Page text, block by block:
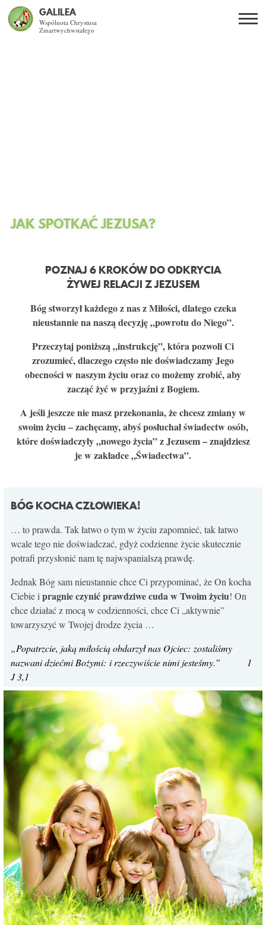
GALILEA
Wspólnota Chrystusa
Zmartwychwstałego
WSPÓLNOTA
KONTAKT
JAK SPOTKAĆ JEZUSA?
POZNAJ 6 KROKÓW DO ODKRYCIA
ŻYWEJ RELACJI Z JEZUSEM
Bóg stworzył każdego z nas z Miłości, dlatego czeka
nieustannie na naszą decyzję „powrotu do Niego”.
Przeczytaj poniższą „instrukcję”, która pozwoli Ci
zrozumieć, dlaczego często nie doświadczamy Jego
obecności w naszym życiu oraz co możemy zrobić, aby
zacząć żyć w przyjaźni z Bogiem.
A jeśli jeszcze nie masz przekonania, że chcesz zmiany w
swoim życiu – zachęcamy, abyś posłuchał świadectw osób,
które doświadczyły „nowego życia” z Jezusem – znajdziesz
je w zakładce „Świadectwa”.
BÓG KOCHA CZŁOWIEKA!
… to prawda. Tak łatwo o tym w życiu zapomnieć, tak łatwo
wcale tego nie doświadczać, gdyż codzienne życie skutecznie
potrafi przysłonić nam tę najwspanialszą prawdę.
Jednak Bóg sam nieustannie chce Ci przypominać, że On kocha
Ciebie i pragnie czynić prawdziwe cuda w Twoim życiu! On
chce działać z mocą w codzienności, chce Ci „aktywnie”
towarzyszyć w Twojej drodze życia …
„Popatrzcie, jaką miłością obdarzył nas Ojciec: zostaliśmy
nazwani dziećmi Bożymi: i rzeczywiście nimi jesteśmy.” 1
J 3,1